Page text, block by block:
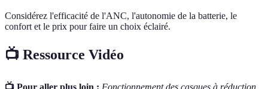
Considérez l'efficacité de l'ANC, l'autonomie de la batterie, le
confort et le prix pour faire un choix éclairé.
📺 Ressource Vidéo
📺 Pour aller plus loin : Fonctionnement des casques à réduction